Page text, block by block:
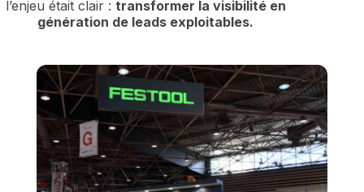
l’enjeu était clair : transformer la visibilité en
génération de leads exploitables.